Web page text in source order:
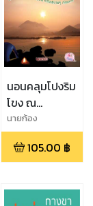
นอนคลุมโปงริม
โขง ณ
เชียงคาน
นายก้อง
105.00 ฿